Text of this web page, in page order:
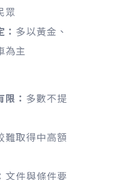
眾
多以黃金、
為主
： 多數不提
難取得中高額
文件與條件要